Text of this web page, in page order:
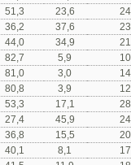
51,3 23,6
36,2 37,6
44,0 34,9
82,7 5,9
81,0 3,0
80,8 3,9
53,3 17,1
27,4 45,9
36,8 15,5
40,1 8,1